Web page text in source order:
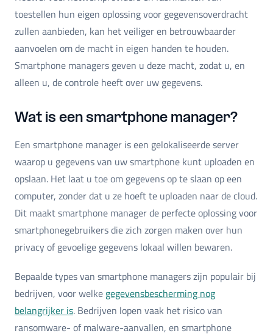
toestellen hun eigen oplossing voor gegevensoverdracht
zullen aanbieden, kan het veiliger en betrouwbaarder
aanvoelen om de macht in eigen handen te houden.
Smartphone managers geven u deze macht, zodat u, en
alleen u, de controle heeft over uw gegevens.
Wat is een smartphone manager?
Een smartphone manager is een gelokaliseerde server
waarop u gegevens van uw smartphone kunt uploaden en
opslaan. Het laat u toe om gegevens op te slaan op een
computer, zonder dat u ze hoeft te uploaden naar de cloud.
Dit maakt smartphone manager de perfecte oplossing voor
smartphonegebruikers die zich zorgen maken over hun
privacy of gevoelige gegevens lokaal willen bewaren.
Bepaalde types van smartphone managers zijn populair bij
bedrijven, voor welke gegevensbescherming nog
belangrijker is. Bedrijven lopen vaak het risico van
ransomware- of malware-aanvallen, en smartphone